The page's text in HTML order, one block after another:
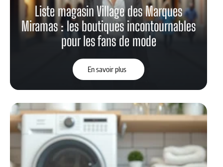
Liste magasin Village des Marques
Miramas : les boutiques incontournables
pour les fans de mode
En savoir plus